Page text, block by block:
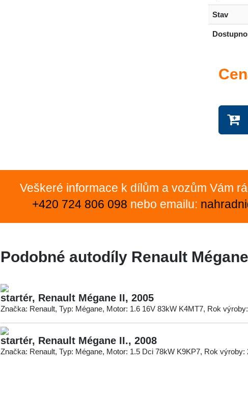
Stav
Veškeré informace k dílům a vozům Vám
+420 724 806 098 nebo emailu:
Podobné autodíly Renault Mégane
startér, Renault Mégane II, 2005
Značka: Renault, Typ: Mégane, Motor: 1.6 16V 83kW K4MT7, Rok
startér, Renault Mégane II., 2008
Značka: Renault, Typ: Mégane, Motor: 1.5 Dci 78kW K9KP7, Rok výroby: